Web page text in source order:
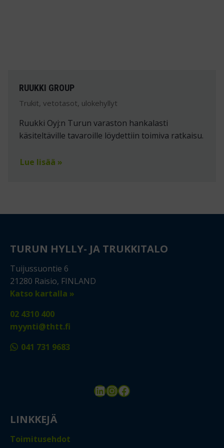
RUUKKI GROUP
Trukit, vetotasot, ulokehyllyt
Ruukki Oyj:n Turun varaston hankalasti
käsiteltäville tavaroille löydettiin toimiva ratkaisu.
Lue lisää »
TURUN HYLLY- JA TRUKKITALO
Tuijussuontie 6
21280 Raisio, FINLAND
Katso kartalla »
02 4310 400
myynti@thtt.fi
041 731 9683
LinkedIn
Instagram
Facebook
LINKKEJÄ
Toimitusehdot